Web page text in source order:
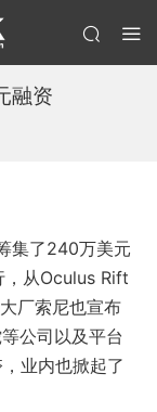
融资
集了240万美元
，从Oculus Rift
厂索尼也宣布
公司以及平台
业内也掀起了